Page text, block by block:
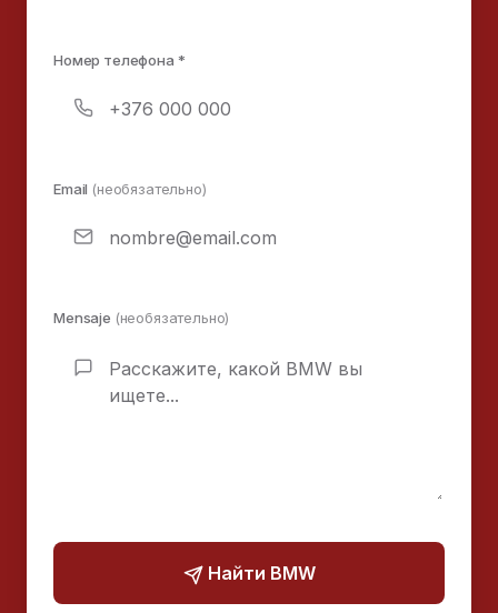
Номер телефона *
Email (необязательно)
Mensaje (необязательно)
Найти BMW